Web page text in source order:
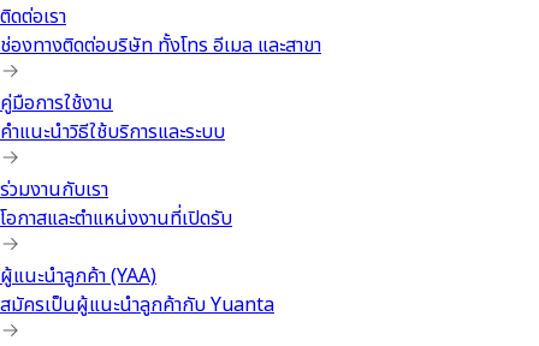
ติดต่อเรา
ช่องทางติดต่อบริษัท ทั้งโทร อีเมล และสาขา
คู่มือการใช้งาน
คำแนะนำวิธีใช้บริการและระบบ
ร่วมงานกับเรา
โอกาสและตำแหน่งงานที่เปิดรับ
ผู้แนะนำลูกค้า (YAA)
สมัครเป็นผู้แนะนำลูกค้ากับ Yuanta